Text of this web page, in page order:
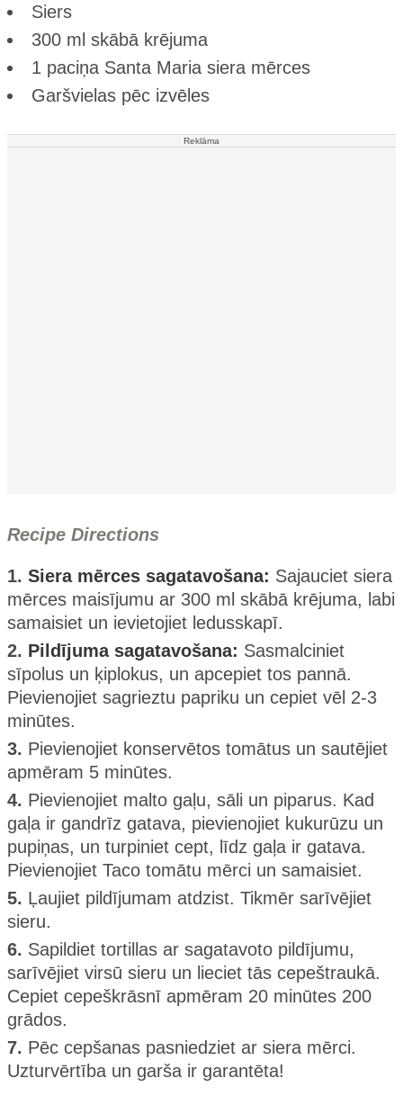
Siers
300 ml skābā krējuma
1 paciņa Santa Maria siera mērces
Garšvielas pēc izvēles
Reklāma
Recipe Directions
1. Siera mērces sagatavošana: Sajauciet siera
mērces maisījumu ar 300 ml skābā krējuma, labi
samaisiet un ievietojiet ledusskapī.
2. Pildījuma sagatavošana: Sasmalciniet
sīpolus un ķiplokus, un apcepiet tos pannā.
Pievienojiet sagrieztu papriku un cepiet vēl 2-3
minūtes.
3. Pievienojiet konservētos tomātus un sautējiet
apmēram 5 minūtes.
4. Pievienojiet malto gaļu, sāli un piparus. Kad
gaļa ir gandrīz gatava, pievienojiet kukurūzu un
pupiņas, un turpiniet cept, līdz gaļa ir gatava.
Pievienojiet Taco tomātu mērci un samaisiet.
5. Ļaujiet pildījumam atdzist. Tikmēr sarīvējiet
sieru.
6. Sapildiet tortillas ar sagatavoto pildījumu,
sarīvējiet virsū sieru un lieciet tās cepeštraukā.
Cepiet cepeškrāsnī apmēram 20 minūtes 200
grādos.
7. Pēc cepšanas pasniedziet ar siera mērci.
Uzturvērtība un garša ir garantēta!